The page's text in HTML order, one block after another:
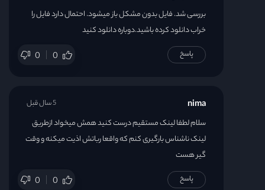
بررسی شد. فایل بدون مشکل باز میشود. احتمال دارد فایل را
خراب دانلود کرده باشید.دوباره دانلود کنید
0 0 پاسخ
nima
سلام لطفا لینک مستقیم درست کنید همش میخواد ازطریق
لینک ناشناس بارگیری کنم که واقعا رباتش اذیت میکنه و وقت
گیر هست
0 0
5 سال قبل
پاسخ